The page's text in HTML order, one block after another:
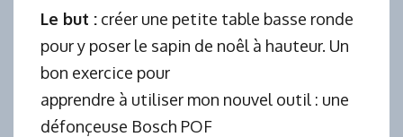
Le but : créer une petite table basse ronde
pour y poser le sapin de noêl à hauteur. Un
bon exercice pour
apprendre à utiliser mon nouvel outil : une
défonçeuse Bosch POF